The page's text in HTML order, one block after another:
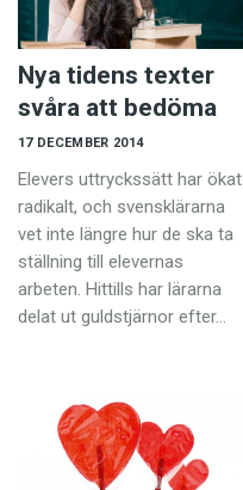
Nya tidens texter
svåra att bedöma
17 DECEMBER 2014
Elevers uttryckssätt har ökat
radikalt, och svensklärarna
vet inte längre hur de ska ta
ställning till elevernas
arbeten. Hittills har lärarna
delat ut guldstjärnor efter…